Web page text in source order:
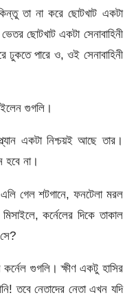
তা না করে ছোটখাট একটা
ছোটখাট একটা সেনাবাহিনী
ঢুকতে পারে ও, ওই সেনাবাহিনী
গুগলি।
একটা নিশ্চয়ই আছে তার।
হবে না।
এলি গেল শটগানে, ফনটেলা মরল
কর্নেলের দিকে তাকাল
গুগলি। ক্ষীণ একটু হাসির
তবে নেতাদের নেতা এখন যদি